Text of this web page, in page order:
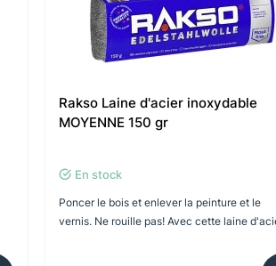
Rakso Laine d'acier inoxydable
MOYENNE 150 gr
En stock
Poncer le bois et enlever la peinture et le
vernis. Ne rouille pas! Avec cette laine